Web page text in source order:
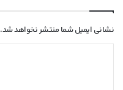
نشانی ایمیل شما منتشر نخواهد شد.